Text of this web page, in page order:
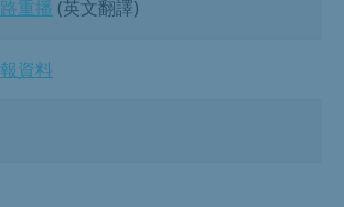
重播 (英文翻譯)
資料